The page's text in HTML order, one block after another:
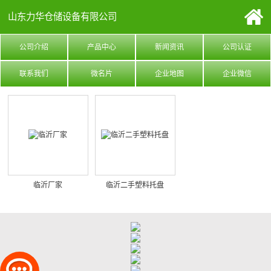
山东力华仓储设备有限公司
公司介绍 产品中心 新闻资讯 公司认证
联系我们 微名片 企业地图 企业微信
临沂厂家 临沂二手塑料托盘